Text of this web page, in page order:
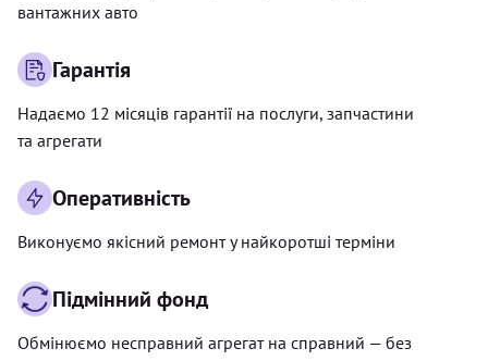
вантажних авто
Гарантія
Надаємо 12 місяців гарантії на послуги, запчастини
та агрегати
Оперативність
Виконуємо якісний ремонт у найкоротші терміни
Підмінний фонд
Обмінюємо несправний агрегат на справний — без